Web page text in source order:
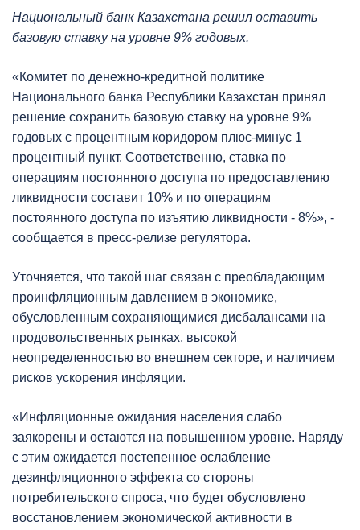
Национальный банк Казахстана решил оставить
базовую ставку на уровне 9% годовых.
«Комитет по денежно-кредитной политике
Национального банка Республики Казахстан принял
решение сохранить базовую ставку на уровне 9%
годовых с процентным коридором плюс-минус 1
процентный пункт. Соответственно, ставка по
операциям постоянного доступа по предоставлению
ликвидности составит 10% и по операциям
постоянного доступа по изъятию ликвидности - 8%», -
сообщается в пресс-релизе регулятора.
Уточняется, что такой шаг связан с преобладающим
проинфляционным давлением в экономике,
обусловленным сохраняющимися дисбалансами на
продовольственных рынках, высокой
неопределенностью во внешнем секторе, и наличием
рисков ускорения инфляции.
«Инфляционные ожидания населения слабо
заякорены и остаются на повышенном уровне. Наряду
с этим ожидается постепенное ослабление
дезинфляционного эффекта со стороны
потребительского спроса, что будет обусловлено
восстановлением экономической активности в